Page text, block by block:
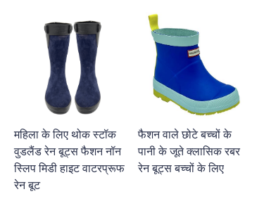
महिला के लिए थोक स्टॉक
वुडलैंड रेन बूट्स फैशन नॉन
स्लिप मिडी हाइट वाटरप्रूफ
रेन बूट
फैशन वाले छोटे बच्चों के
पानी के जूते क्लासिक रबर
रेन बूट्स बच्चों के लिए